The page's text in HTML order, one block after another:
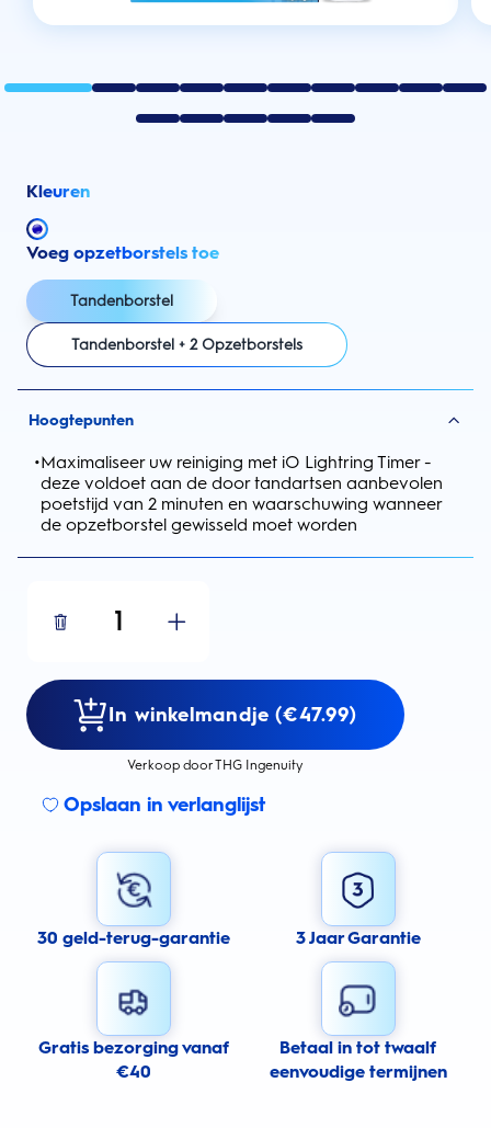
Kleuren
Voeg opzetborstels toe
Tandenborstel
Tandenborstel + 2 Opzetborstels
Hoogtepunten
•Maximaliseer uw reiniging met iO Lightring Timer -
deze voldoet aan de door tandartsen aanbevolen
poetstijd van 2 minuten en waarschuwing wanneer
de opzetborstel gewisseld moet worden
1
In winkelmandje (€47.99)
Verkoop door THG Ingenuity
Opslaan in verlanglijst
30 geld-terug-garantie 3 Jaar Garantie
Gratis bezorging vanaf
€40
Betaal in tot twaalf
eenvoudige termijnen